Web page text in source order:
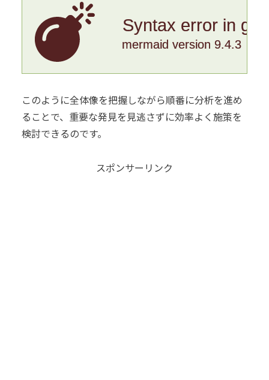
Syntax error in
mermaid version 9.4.3
このように全体像を把握しながら順番に分析を進め
ることで、重要な発見を見逃さずに効率よく施策を
検討できるのです。
スポンサーリンク